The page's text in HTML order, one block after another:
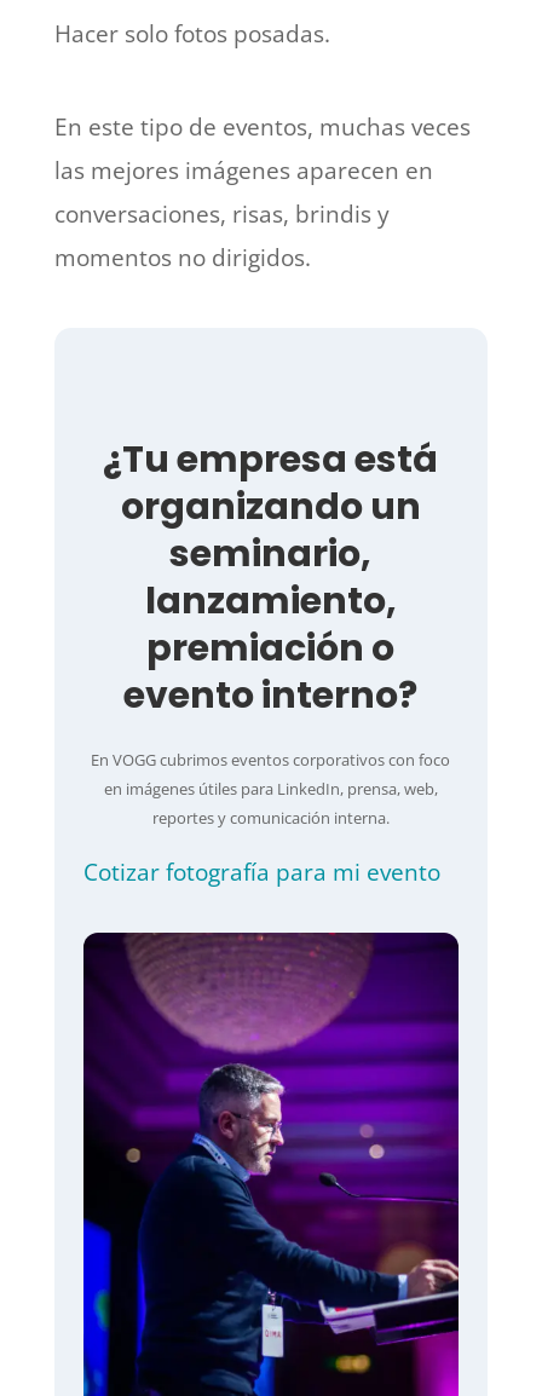
Hacer solo fotos posadas.
En este tipo de eventos, muchas veces
las mejores imágenes aparecen en
conversaciones, risas, brindis y
momentos no dirigidos.
¿Tu empresa está
organizando un
seminario,
lanzamiento,
premiación o
evento interno?
En VOGG cubrimos eventos corporativos con foco
en imágenes útiles para LinkedIn, prensa, web,
reportes y comunicación interna.
Cotizar fotografía para mi evento